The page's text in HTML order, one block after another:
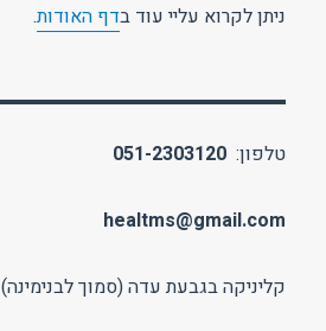
ניתן לקרוא עליי עוד בדף האודות.
טלפון:051-2303120
healtms@gmail.com
קליניקה בגבעת עדה (סמוך לבנימינה)